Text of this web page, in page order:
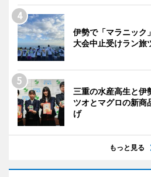
伊勢で「マラニッ
大会中止受けラン旅
三重の水産高生と伊
ツオとマグロの新
げ
もっと見る